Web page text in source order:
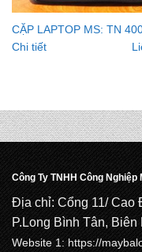
CẶP LAPTOP MS: TN
Chi tiết
Công Ty TNHH Công
Địa chỉ: Cổng 11/ Cao
P.Long Bình Tân,
Website 1: https://